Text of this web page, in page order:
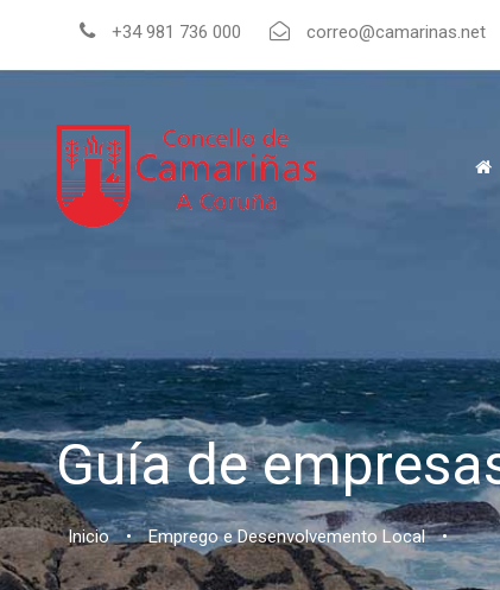
+34 981 736 000 correo@camarinas.net
Guía de
Inicio • Emprego e Desenvolvemento Local •